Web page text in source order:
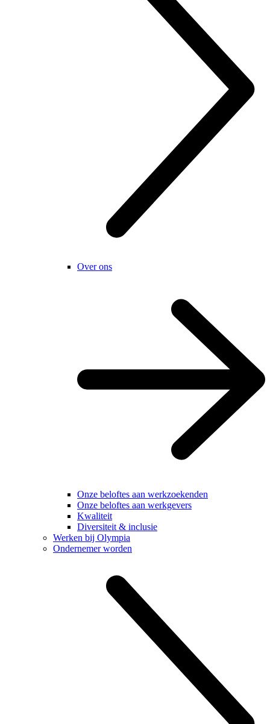
Over ons
Onze beloftes aan werkzoekenden
Onze beloftes aan werkgevers
Kwaliteit
Diversiteit & inclusie
Werken bij Olympia
Ondernemer worden